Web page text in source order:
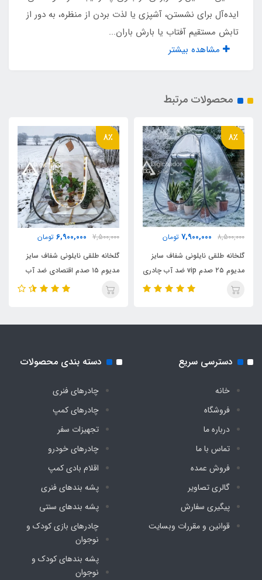
دارد
پنجره هواکش بخاری با پارچه نسوز
دارد
حلقه های مهار فلزی
دارد
جنس کف
لمینت پشت نقره ضخیم وارداتی
قطر جمع شده کیف حمل
۹۰ سانت
۸ نفر
گنجایش نفرات برای خواب
۴ نفر
۳ درب بزرگ مجهز به توری پشه بند
دارد
اندازه تارپ
ایده‌آل برای نشستن، آشپزی یا لذت بردن از منظره، به دور از
تابش مستقیم آفتاب یا بارش باران...
مشاهده بیشتر
محصولات مرتبط
8٪
8,500,000
7,900,000 تومان
گلخانه طلقی نایلونی شفاف سایز
مدیوم ۲۵ صدم vip ضد آب چادری
فنری بدون کف دیجی چادر
8٪
7,500,000
6,900,000 تومان
گلخانه طلقی نایلونی شفاف سایز
مدیوم ۱۵ صدم اقتصادی ضد آب
چادری فنری بدون کف دیجی چادر
دسترسی سریع
خانه
فروشگاه
درباره ما
تماس با ما
فروش عمده
گالری تصاویر
پیگیری سفارش
قوانین و مقررات وبسایت
دسته بندی محصولات
چادرهای فنری
چادرهای کمپ
تجهیزات سفر
چادرهای خودرو
اقلام بادی کمپ
پشه‌ بندهای فنری
پشه‌ بندهای سنتی
چادرهای بازی کودک و
نوجوان
پشه‌ بندهای کودک و
نوجوان